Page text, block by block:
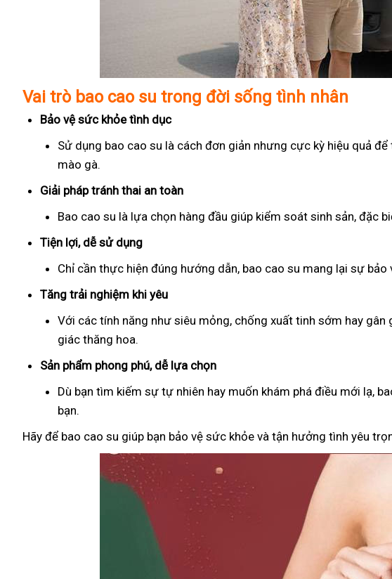
Vai trò bao cao su trong đời sống tình nhân
Bảo vệ sức khỏe tình dục
Sử dụng bao cao su là cách đơn giản nhưng cực kỳ hiệu quả
mào gà.
Giải pháp tránh thai an toàn
Bao cao su là lựa chọn hàng đầu giúp kiểm soát sinh sản, đặc
Tiện lợi, dễ sử dụng
Chỉ cần thực hiện đúng hướng dẫn, bao cao su mang lại sự
Tăng trải nghiệm khi yêu
Với các tính năng như siêu mỏng, chống xuất tinh sớm hay
giác thăng hoa.
Sản phẩm phong phú, dễ lựa chọn
Dù bạn tìm kiếm sự tự nhiên hay muốn khám phá điều mới lạ,
bạn.
Hãy để bao cao su giúp bạn bảo vệ sức khỏe và tận hưởng tình yêu